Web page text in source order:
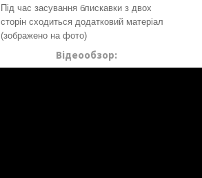
Під час засування блискавки з двох
сторін сходиться додатковий матеріал
(зображено на фото)
Відеообзор: